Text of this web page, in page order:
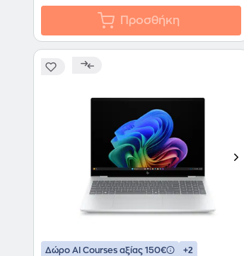
Προσθήκη
Δώρο ΑΙ Courses αξίας 150€ +2